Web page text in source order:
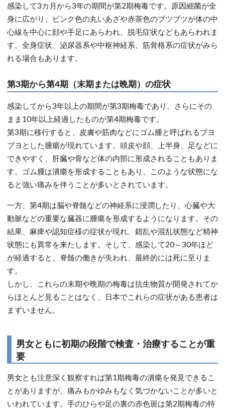
感染して3カ月から3年の期間が第2期梅毒です。原因細菌が全
身に広がり、ピンク色の丸いあざや赤茶色のブツブツが体の中
心線を中心に顔や手足にあらわれ、脱毛症状などもあらわれま
す。全身症状、泌尿器系や中枢神経系、筋骨格系の症状がみら
れる場合もあります。
第3期から第4期（末期または晩期）の症状
感染してから3年以上の期間が第3期梅毒であり、さらにその
まま10年以上経過したものが第4期梅毒です。
第3期に移行すると、皮膚や筋肉などにゴム腫と呼ばれるブヨ
ブヨとした腫瘍が現れています。頭皮や顔、上半身、足などに
できやすく、肝臓や骨など体の内部に形成されることもありま
す。ゴム腫は潰瘍を形成することもあり、このような状態にな
ると強い痛みを伴うことが多いとされています。
一方、第4期は脳や脊髄などの神経系に浸潤したり、心臓や大
動脈などの重要な臓器に腫瘍を形成するようになります。その
結果、麻痺や認知症様の症状が現れ、錯乱や混乱状態など精神
状態にも異常を来たします。そして、感染して20～30年ほど
が経過すると、脊髄の働きが失われ、最終的には死に至りま
す。
しかし、これらの末期や晩期の梅毒は抗生物質が開発されてか
らほとんど見ることはなく、日本でこれらの症状がある患者は
まずいません。
男女ともに初期の段階で検査・治療することが重
要
男女とも注意深く観察すれば第1期梅毒の潰瘍を発見できるこ
とがありますが、痛みもかゆみもなく気づかないことが多いと
いわれています。手のひらや足の裏の赤色斑は第2期梅毒の特